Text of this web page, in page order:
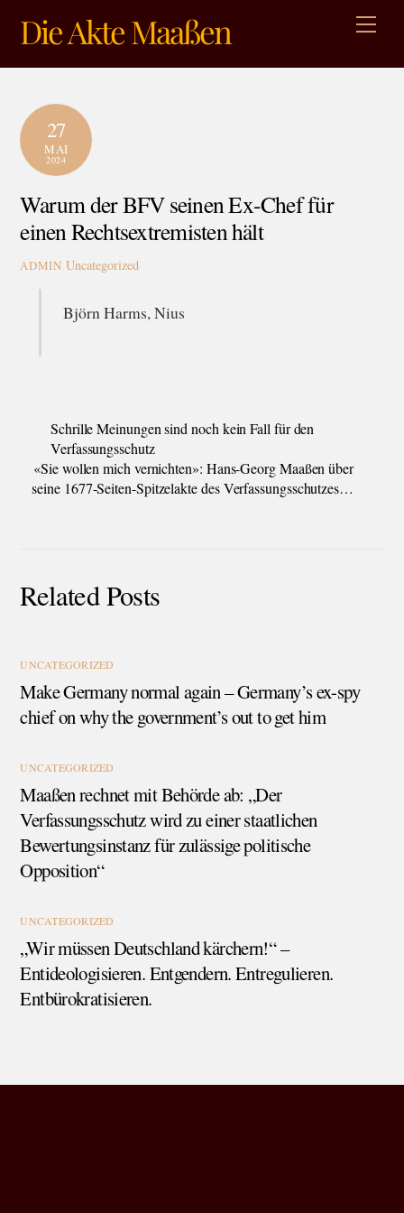
Die Akte Maaßen
27
MAI
2024
Warum der BFV seinen Ex-Chef für
einen Rechtsextremisten hält
ADMIN Uncategorized
Björn Harms, Nius
Schrille Meinungen sind noch kein Fall für den
Verfassungsschutz
«Sie wollen mich vernichten»: Hans-Georg Maaßen über
seine 1677-Seiten-Spitzelakte des Verfassungsschutzes…
Related Posts
UNCATEGORIZED
Make Germany normal again – Germany’s ex-spy
chief on why the government’s out to get him
UNCATEGORIZED
Maaßen rechnet mit Behörde ab: „Der
Verfassungsschutz wird zu einer staatlichen
Bewertungsinstanz für zulässige politische
Opposition“
UNCATEGORIZED
„Wir müssen Deutschland kärchern!“ –
Entideologisieren. Entgendern. Entregulieren.
Entbürokratisieren.